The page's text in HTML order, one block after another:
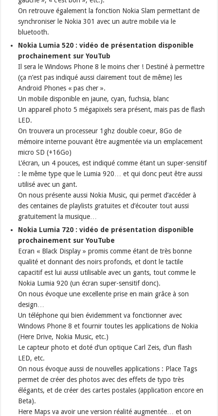
On retrouve également la fonction Nokia Slam permettant de
synchroniser le Nokia 301 avec un autre mobile via le
bluetooth.
Nokia Lumia 520 : vidéo de présentation disponible
prochainement sur YouTub
Il sera le Windows Phone 8 le moins cher ! Destiné à permettre
(ça n’est pas indiqué aussi clairement tout de même) les
Android Phones « pas cher ».
Un mobile disponible en jaune, cyan, fuchsia, blanc
Un appareil photo 5 mégapixels sera présent, mais pas de flash
LED.
On trouvera un processeur 1ghz double coeur, 8Go de
mémoire interne pouvant être augmentée via un emplacement
micro SD (+16Go)
L’écran, un 4 pouces, est indiqué comme étant un super-sensitif
: le même type que le Lumia 920… et qui donc peut être aussi
utilisé avec un gant.
On nous présente aussi Nokia Music, qui permet d’accéder à
des centaines de playlists gratuites et d’écouter tout aussi
gratuitement la musique…
Nokia Lumia 720 : vidéo de présentation disponible
prochainement sur YouTube
Ecran « Black Display » promis comme étant de très bonne
qualité et donnant des noirs profonds, et dont le tactile
capacitif est lui aussi utilisable avec un gants, tout comme le
Nokia Lumia 920 (un écran super-sensitif donc).
On nous évoque une excellente prise en main grâce à son
design…
Un téléphone qui bien évidemment va fonctionner avec
Windows Phone 8 et fournir toutes les applications de Nokia
(Here Drive, Nokia Music, etc.)
Le capteur photo et doté d’un optique Carl Zeis, d’un flash
LED, etc.
On nous évoque aussi de nouvelles applications : Place Tags
permet de créer des photos avec des effets de typo très
élégants, et de créer des cartes postales (application encore en
Beta).
Here Maps va avoir une version réalité augmentée… et on